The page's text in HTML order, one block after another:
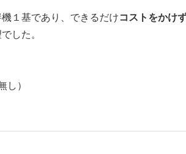
１基であり、できるだけコストをかけ
した。
し）